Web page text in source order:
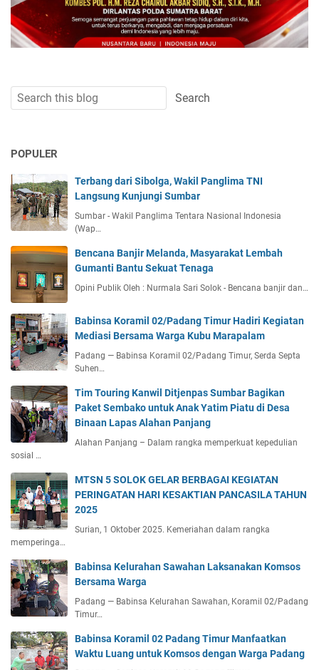
POPULER
Terbang dari Sibolga, Wakil Panglima TNI
Langsung Kunjungi Sumbar
Sumbar - Wakil Panglima Tentara Nasional Indonesia
(Wap…
Bencana Banjir Melanda, Masyarakat Lembah
Gumanti Bantu Sekuat Tenaga
Opini Publik Oleh : Nurmala Sari Solok - Bencana banjir dan…
Babinsa Koramil 02/Padang Timur Hadiri Kegiatan
Mediasi Bersama Warga Kubu Marapalam
Padang — Babinsa Koramil 02/Padang Timur, Serda Septa
Suhen…
Tim Touring Kanwil Ditjenpas Sumbar Bagikan
Paket Sembako untuk Anak Yatim Piatu di Desa
Binaan Lapas Alahan Panjang
Alahan Panjang – Dalam rangka memperkuat kepedulian
sosial …
MTSN 5 SOLOK GELAR BERBAGAI KEGIATAN
PERINGATAN HARI KESAKTIAN PANCASILA TAHUN
2025
Surian, 1 Oktober 2025. Kemeriahan dalam rangka
memperinga…
Babinsa Kelurahan Sawahan Laksanakan Komsos
Bersama Warga
Padang — Babinsa Kelurahan Sawahan, Koramil 02/Padang
Timur…
Babinsa Koramil 02 Padang Timur Manfaatkan
Waktu Luang untuk Komsos dengan Warga Padang